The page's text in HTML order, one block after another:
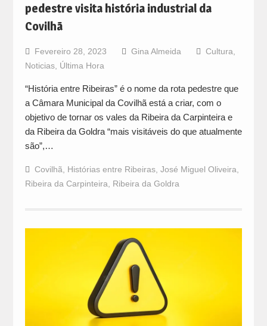
pedestre visita história industrial da
Covilhã
Fevereiro 28, 2023 Gina Almeida Cultura
Noticias, Última Hora
“História entre Ribeiras” é o nome da rota pedestre que
a Câmara Municipal da Covilhã está a criar, com o
objetivo de tornar os vales da Ribeira da Carpinteira e
da Ribeira da Goldra “mais visitáveis do que atualmente
são”,…
Covilhã Histórias entre Ribeiras, José Miguel Oliveira
Ribeira da Carpinteira
Ribeira da Goldra